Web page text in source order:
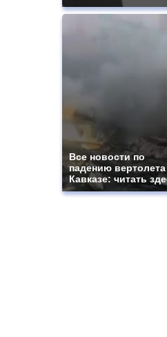
Все новости по
падению вертолета
Кавказе: читать